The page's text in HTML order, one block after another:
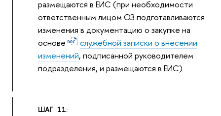
размещаются в ЕИС (при необходимости
ответственным лицом ОЗ подготавливаются
изменения в документацию о закупке на
основе
служебной записки о внесении
изменений, подписанной руководителем
подразделения, и размещаются в ЕИС)
ШАГ 11: